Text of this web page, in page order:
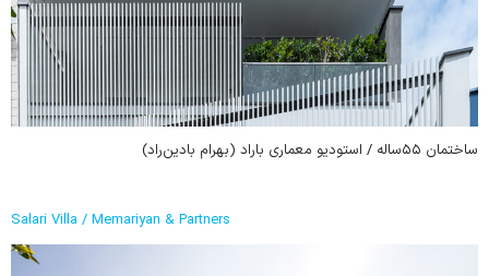
ساختمان ۵۵ساله / استودیو معماری باراد (بهرام بادین‌راد)
Salari Villa / Memariyan & Partners